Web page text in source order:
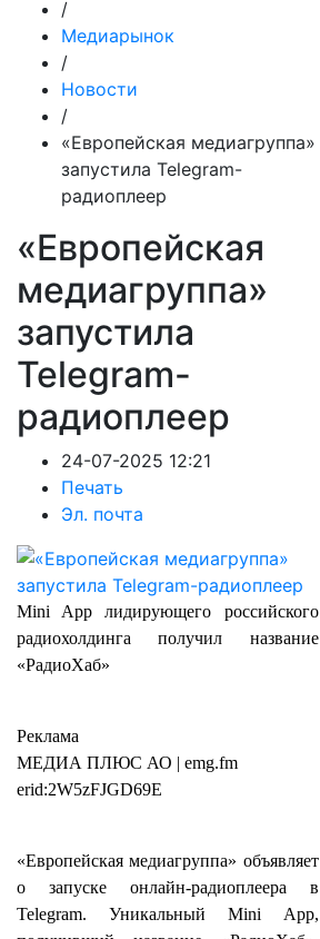
/
Медиарынок
/
Новости
/
«Европейская медиагруппа»
запустила Telegram-
радиоплеер
«Европейская
медиагруппа»
запустила
Telegram-
радиоплеер
24-07-2025 12:21
Печать
Эл. почта
Mini App лидирующего российского
радиохолдинга получил название
«РадиоХаб»
Реклама
МЕДИА ПЛЮС АО | emg.fm
erid:2W5zFJGD69E
«Европейская медиагруппа» объявляет
о запуске онлайн-радиоплеера в
Telegram. Уникальный Mini App,